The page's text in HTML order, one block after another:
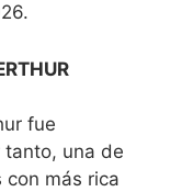
fue
una de
con más rica